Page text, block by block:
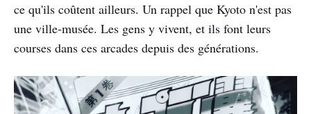
ce qu'ils coûtent ailleurs. Un rappel que Kyoto n'est pas
une ville-musée. Les gens y vivent, et ils font leurs
courses dans ces arcades depuis des générations.